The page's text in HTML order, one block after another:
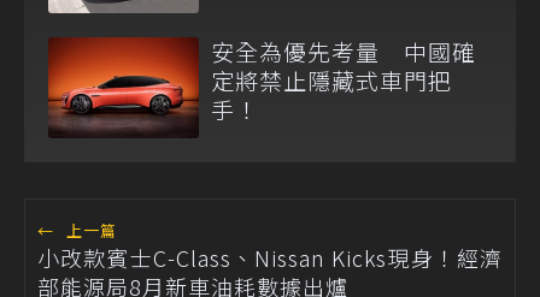
安全為優先考量 中國確
定將禁止隱藏式車門把
手！
← 上一篇
小改款賓士C-Class、Nissan Kicks現身！經濟
部能源局8月新車油耗數據出爐